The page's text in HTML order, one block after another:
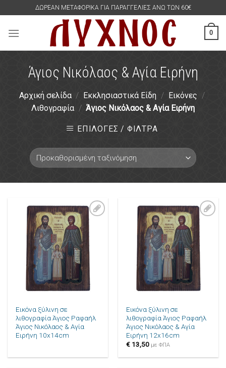
content
ΔΩΡΕΑΝ ΜΕΤΑΦΟΡΙΚΑ ΓΙΑ ΠΑΡΑΓΓΕΛΙΕΣ ΑΝΩ ΤΩΝ 60€
0
Άγιος Νικόλαος & Αγία Ειρήνη
Αρχική σελίδα / Εκκλησιαστικά Είδη / Εικόνες /
Λιθογραφία / Άγιος Νικόλαος & Αγία Ειρήνη
ΕΠΙΛΟΓΕΣ / ΦΙΛΤΡΑ
Πρόσθήκη
στην λίστα
επιθυμιών
Εικόνα ξύλινη σε
λιθογραφία Άγιος Ραφαήλ
Άγιος Νικόλαος & Αγία
Ειρήνη 10x14cm
Πρόσθήκη
στην λίστα
επιθυμιών
Εικόνα ξύλινη σε
λιθογραφία Άγιος Ραφαήλ
Άγιος Νικόλαος & Αγία
Ειρήνη 12x16cm
€ 13,50 με ΦΠΑ